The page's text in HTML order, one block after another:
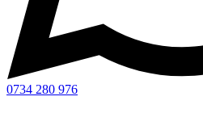
0734 280 976